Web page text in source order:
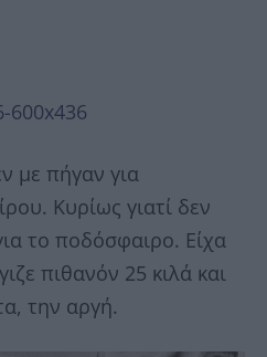
με πήγαν για
Κυρίως γιατί δεν
το ποδόσφαιρο. Είχα
πιθανόν 25 κιλά και
την αργή.